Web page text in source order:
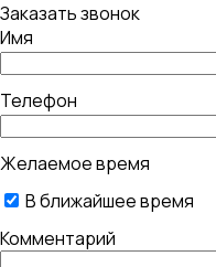
Заказать звонок
Имя
Телефон
Желаемое время
В ближайшее время
Комментарий